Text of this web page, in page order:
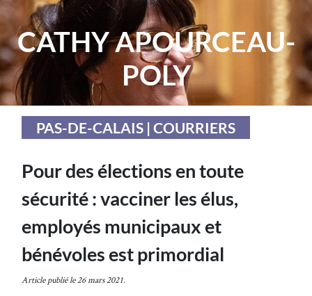
CATHY APOURCEAU-
POLY
PAS-DE-CALAIS | COURRIERS
Pour des élections en toute
sécurité : vacciner les élus,
employés municipaux et
bénévoles est primordial
Article publié le 26 mars 2021.